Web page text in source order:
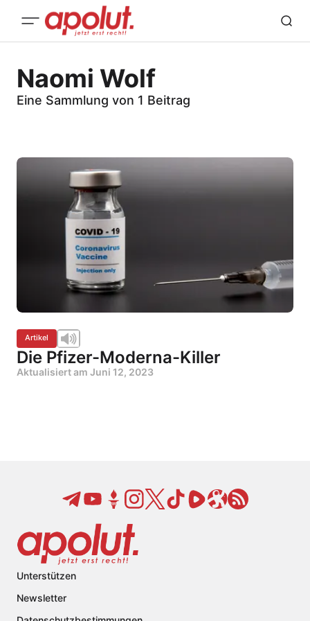
Naomi Wolf
Eine Sammlung von 1 Beitrag
Artikel
Die Pfizer-Moderna-Killer
Aktualisiert am Juni 12, 2023
Unterstützen
Newsletter